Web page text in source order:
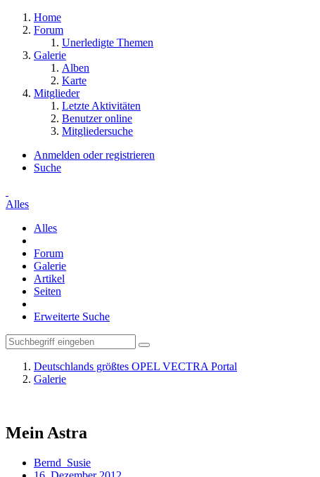
Home
Forum
Unerledigte Themen
Galerie
Alben
Karte
Mitglieder
Letzte Aktivitäten
Benutzer online
Mitgliedersuche
Anmelden oder registrieren
Suche
Alles
Alles
Forum
Galerie
Artikel
Seiten
Erweiterte Suche
Deutschlands größtes OPEL VECTRA Portal
Galerie
Mein Astra
Bernd_Susie